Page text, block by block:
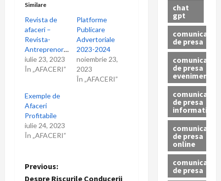
r
t
i
c
o
l
e
Similare
Revista de
afaceri –
Revista-
Antreprenorului.ro
iulie 23, 2023
În „AFACERI”
Platforme
Publicare
Advertoriale
2023-2024
noiembrie 23,
2023
În „AFACERI”
Exemple de
Afaceri
Profitabile
iulie 24, 2023
În „AFACERI”
P
Previous:
Despre Riscurile Conducerii
chat
gpt
comunicat
de presa
comunicat
de presa
eveniment
comunicat
de presa
informativ
comunicat
de presa
online
comunicate
de presa